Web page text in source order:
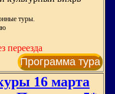
туры.
переезда
Программа тура
16 марта